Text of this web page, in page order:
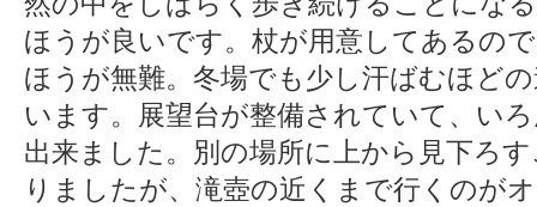
ほうが良いです。杖が用意してあるの
ほうが無難。冬場でも少し汗ばむほど
います。展望台が整備されていて、い
出来ました。別の場所に上から見下ろ
りましたが、滝壺の近くまで行くのが